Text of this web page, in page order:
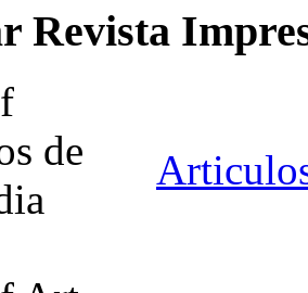
Revista